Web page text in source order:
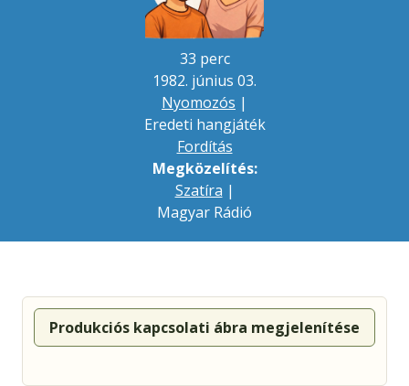
33 perc
1982. június 03.
Nyomozós |
Eredeti hangjáték
Fordítás
Megközelítés:
Szatíra |
Magyar Rádió
Produkciós kapcsolati ábra megjelenítése